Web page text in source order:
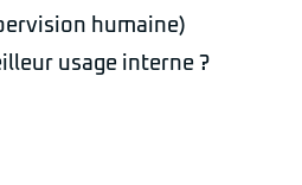
humaine)
usage interne ?